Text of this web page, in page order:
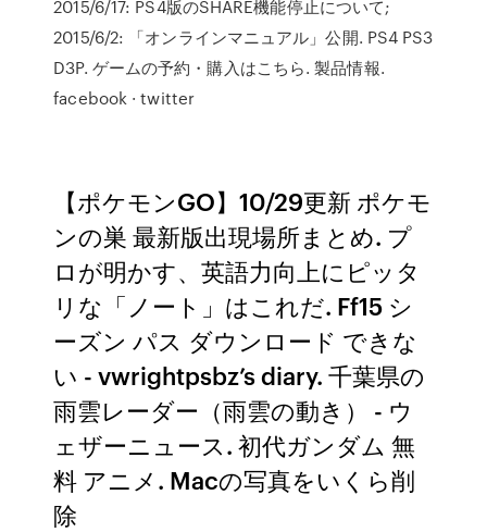
2015/6/17: PS4版のSHARE機能停止について;
2015/6/2: 「オンラインマニュアル」公開. PS4 PS3
D3P. ゲームの予約・購入はこちら. 製品情報.
facebook · twitter
【ポケモンGO】10/29更新 ポケモ
ンの巣 最新版出現場所まとめ. プ
ロが明かす、英語力向上にピッタ
リな「ノート」はこれだ. Ff15 シ
ーズン パス ダウンロード できな
い - vwrightpsbz’s diary. 千葉県の
雨雲レーダー（雨雲の動き） - ウ
ェザーニュース. 初代ガンダム 無
料 アニメ. Macの写真をいくら削
除